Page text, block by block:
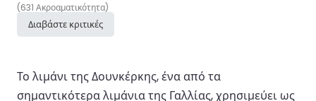
(631 Ακροαματικότητα)
Διαβάστε κριτικές
Το λιμάνι της Δουνκέρκης, ένα από τα
σημαντικότερα λιμάνια της Γαλλίας, χρησιμεύει ως